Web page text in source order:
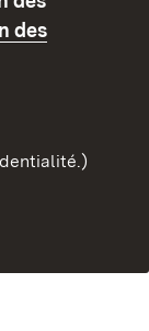
brisé
des